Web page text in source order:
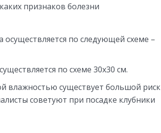
признаков болезни
по следующей схеме –
по схеме 30х30 см.
влажностью существует большой риск
советуют при посадке клубники